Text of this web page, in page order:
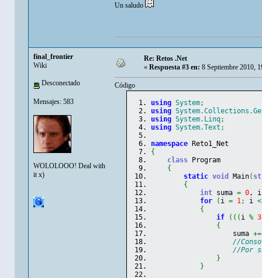
Un saludo
final_frontier
Wiki
Desconectado
Mensajes: 583
WOLOLOOO! Deal with
it x)
Re: Retos .Net
« Respuesta #3 en: 8 Septiembre 2010,
Código
using System;
using
using System.Linq;
using System.Text ;
namespace Reto1_Net
{
class Program
{
static void Main(
{
int suma = 0, i
for
( i = 1; i <
{
if
( ( ( i % 3
{
suma +=
//
//Por
}
}